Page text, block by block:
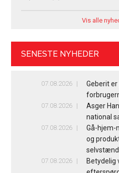
Vis alle
SENESTE NYHEDER
07.08.2026
Geberit er
07.08.2026
Asger
national
07.08.2026
Gå-hjem-
og
07.08.2026
Betydelig